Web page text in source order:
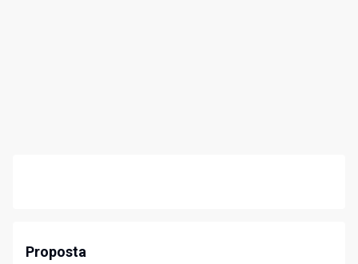
Proposta